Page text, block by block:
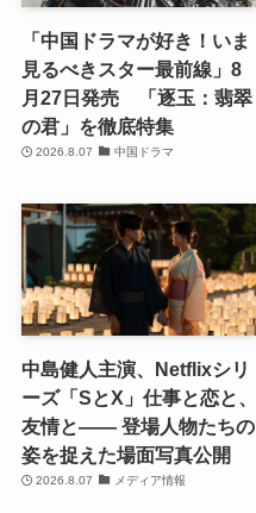
「中国ドラマが好き！いま
見るべきスター最前線」8
月27日発売 「逐玉：翡翠
の君」を徹底特集
2026.8.07 中国ドラマ
中島健人主演、Netflixシリ
ーズ「SとX」仕事と恋と、
友情と―― 登場人物たちの
姿を捉えた場面写真公開
2026.8.07 メディア情報